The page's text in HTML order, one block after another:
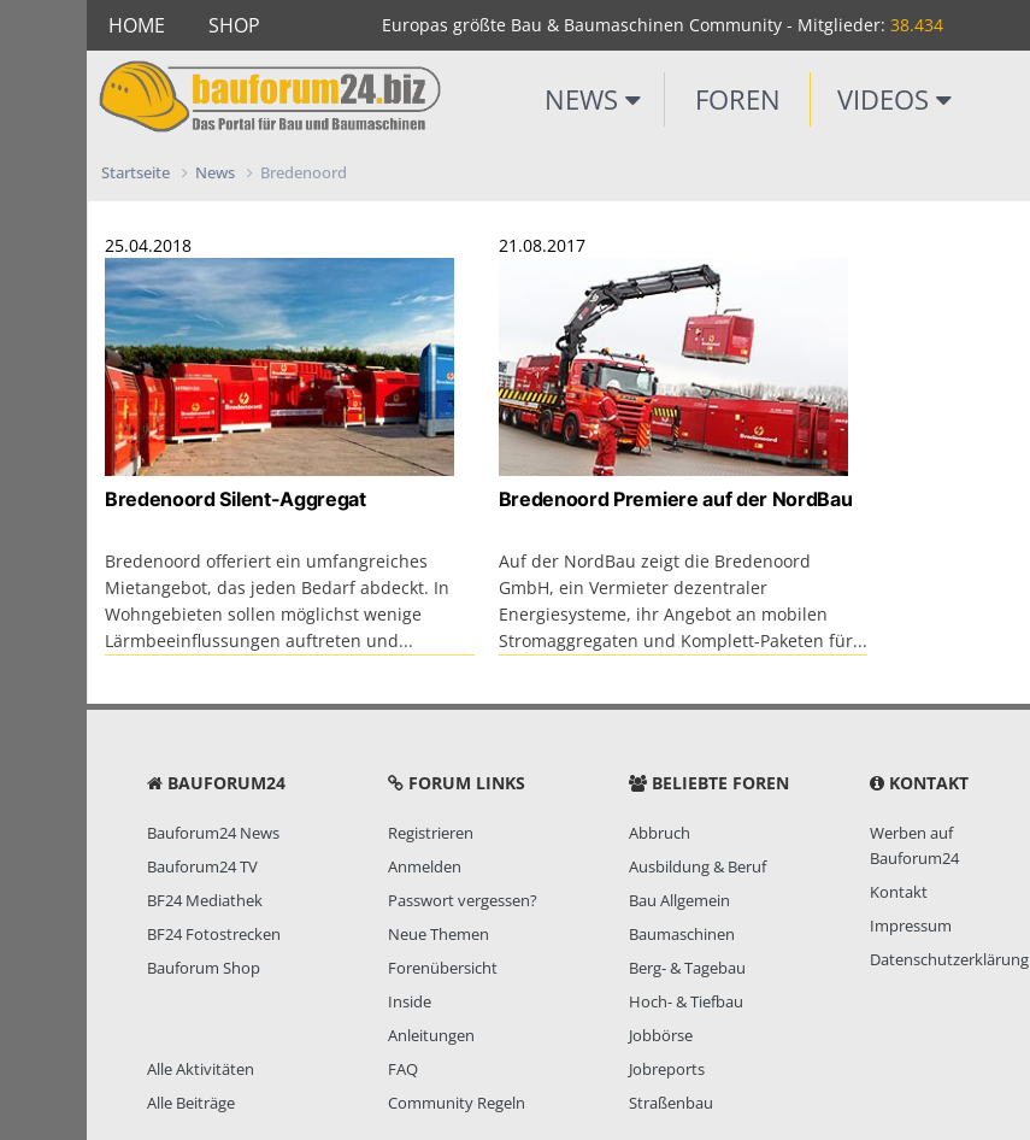
HOME SHOP Europas größte Bau & Baumaschinen Community - Mitglieder: 38.434
NEWS FOREN VIDEOS
Startseite News Bredenoord
25.04.2018
Bredenoord Silent-Aggregat
Bredenoord offeriert ein umfangreiches
Mietangebot, das jeden Bedarf abdeckt. In
Wohngebieten sollen möglichst wenige
Lärmbeeinflussungen auftreten und...
21.08.2017
Bredenoord Premiere auf der NordBau
Auf der NordBau zeigt die Bredenoord
GmbH, ein Vermieter dezentraler
Energiesysteme, ihr Angebot an mobilen
Stromaggregaten und Komplett-Paketen für...
BAUFORUM24
Bauforum24 News
Bauforum24 TV
BF24 Mediathek
BF24 Fotostrecken
Bauforum Shop
Alle Aktivitäten
Alle Beiträge
FORUM LINKS
Registrieren
Anmelden
Passwort vergessen?
Neue Themen
Forenübersicht
Inside
Anleitungen
FAQ
Community Regeln
BELIEBTE FOREN
Abbruch
Ausbildung & Beruf
Bau Allgemein
Baumaschinen
Berg- & Tagebau
Hoch- & Tiefbau
Jobbörse
Jobreports
Straßenbau
KONTAKT
Werben auf
Bauforum24
Kontakt
Impressum
Datenschutzerklärung